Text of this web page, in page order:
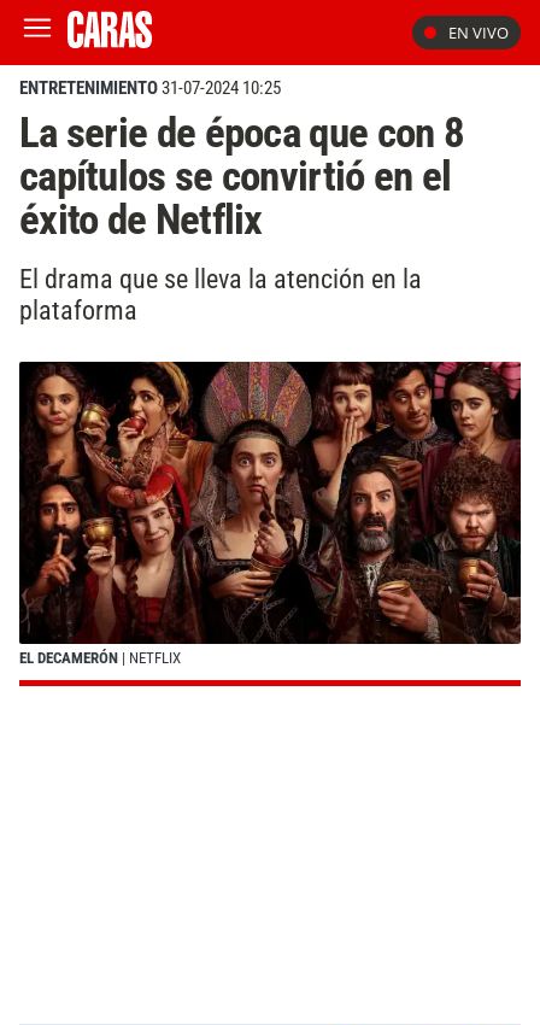
EN VIVO
ENTRETENIMIENTO31-07-2024 10:25
La serie de época que con 8
capítulos se convirtió en el
éxito de Netflix
El drama que se lleva la atención en la
plataforma
EL DECAMERÓN | NETFLIX